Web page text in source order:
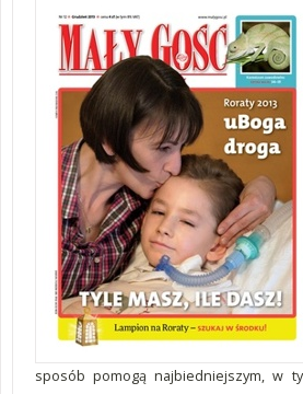
sposób pomogą najbiedniejszym, w